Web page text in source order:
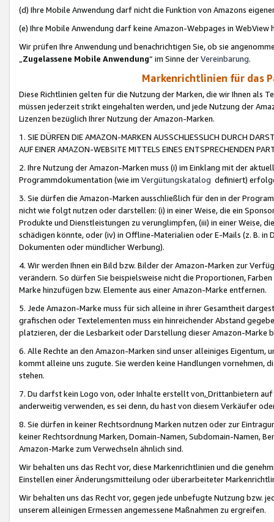
(d) Ihre Mobile Anwendung darf nicht die Funktion von Amazons
(e) Ihre Mobile Anwendung darf keine Amazon-Webpages in WebView
Wir prüfen Ihre Anwendung und benachrichtigen Sie, ob sie
„Zugelassene Mobile Anwendung“ im Sinne derVereinbarung.
Markenrichtlinien für das
Diese Richtlinien gelten für die Nutzung der Marken, die wir Ihnen als
müssen jederzeit strikt eingehalten werden, und jede Nutzung der
Lizenzen bezüglich Ihrer Nutzung der Amazon-Marken.
1. SIE DÜRFEN DIE AMAZON-MARKEN AUSSCHLIESSLICH DURCH
AUF EINER AMAZON-WEBSITE MITTELS EINES ENTSPRECHENDEN
2. Ihre Nutzung der Amazon-Marken muss (i) im Einklang mit der
Programmdokumentation (wie im Vergütungskatalog definiert)
3. Sie dürfen die Amazon-Marken ausschließlich für den in der
nicht wie folgt nutzen oder darstellen: (i) in einer Weise, die ein
Produkte und Dienstleistungen zu verunglimpfen, (iii) in einer Weise,
schädigen könnte, oder (iv) in Offline-Materialien oder E-Mails (z. B. in
Dokumenten oder mündlicher Werbung).
4. Wir werden Ihnen ein Bild bzw. Bilder der Amazon-Marken zur
verändern. So dürfen Sie beispielsweise nicht die Proportionen,
Marke hinzufügen bzw. Elemente aus einer Amazon-Marke entfernen.
5. Jede Amazon-Marke muss für sich alleine in ihrer Gesamtheit
grafischen oder Textelementen muss ein hinreichender Abstand
platzieren, der die Lesbarkeit oder Darstellung dieser Amazon-Marke
6. Alle Rechte an den Amazon-Marken sind unser alleiniges
kommt alleine uns zugute. Sie werden keine Handlungen vornehmen,
stehen.
7. Du darfst kein Logo von, oder Inhalte erstellt von,Drittanbietern auf
anderweitig verwenden, es sei denn, du hast von diesem Verkäufer
8. Sie dürfen in keiner Rechtsordnung Marken nutzen oder zur
keiner Rechtsordnung Marken, Domain-Namen, Subdomain-Namen,
Amazon-Marke zum Verwechseln ähnlich sind.
Wir behalten uns das Recht vor, diese Markenrichtlinien und die
Einstellen einer Änderungsmitteilung oder überarbeiteter
Wir behalten uns das Recht vor, gegen jede unbefugte Nutzung bzw.
unserem alleinigen Ermessen angemessene Maßnahmen zu ergreifen.